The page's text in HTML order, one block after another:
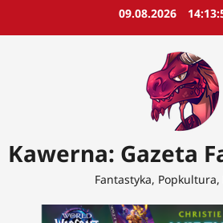
09.08.2026
Kawerna: Gazeta
Fantastyka,